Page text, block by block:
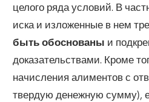
целого ряда условий. В
иска и изложенные в нем
быть обоснованы и
доказательствами. Кроме
начисления алиментов с
твердую денежную сумму),